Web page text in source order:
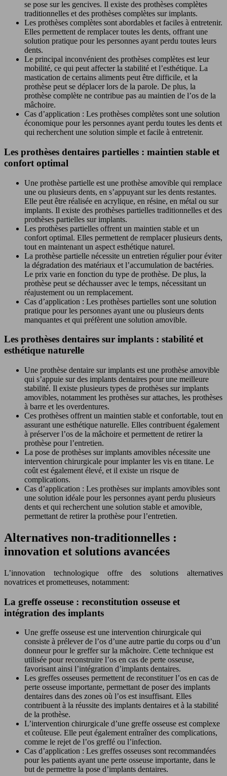
se pose sur les gencives. Il existe des prothèses complètes
traditionnelles et des prothèses complètes sur implants.
Les prothèses complètes sont abordables et faciles à entretenir.
Elles permettent de remplacer toutes les dents, offrant une
solution pratique pour les personnes ayant perdu toutes leurs
dents.
Le principal inconvénient des prothèses complètes est leur
mobilité, ce qui peut affecter la stabilité et l’esthétique. La
mastication de certains aliments peut être difficile, et la
prothèse peut se déplacer lors de la parole. De plus, la
prothèse complète ne contribue pas au maintien de l’os de la
mâchoire.
Cas d’application : Les prothèses complètes sont une solution
économique pour les personnes ayant perdu toutes les dents et
qui recherchent une solution simple et facile à entretenir.
Les prothèses dentaires partielles : maintien stable et
confort optimal
Une prothèse partielle est une prothèse amovible qui remplace
une ou plusieurs dents, en s’appuyant sur les dents restantes.
Elle peut être réalisée en acrylique, en résine, en métal ou sur
implants. Il existe des prothèses partielles traditionnelles et des
prothèses partielles sur implants.
Les prothèses partielles offrent un maintien stable et un
confort optimal. Elles permettent de remplacer plusieurs dents,
tout en maintenant un aspect esthétique naturel.
La prothèse partielle nécessite un entretien régulier pour éviter
la dégradation des matériaux et l’accumulation de bactéries.
Le prix varie en fonction du type de prothèse. De plus, la
prothèse peut se déchausser avec le temps, nécessitant un
réajustement ou un remplacement.
Cas d’application : Les prothèses partielles sont une solution
pratique pour les personnes ayant une ou plusieurs dents
manquantes et qui préfèrent une solution amovible.
Les prothèses dentaires sur implants : stabilité et
esthétique naturelle
Une prothèse dentaire sur implants est une prothèse amovible
qui s’appuie sur des implants dentaires pour une meilleure
stabilité. Il existe plusieurs types de prothèses sur implants
amovibles, notamment les prothèses sur attaches, les prothèses
à barre et les overdentures.
Ces prothèses offrent un maintien stable et confortable, tout en
assurant une esthétique naturelle. Elles contribuent également
à préserver l’os de la mâchoire et permettent de retirer la
prothèse pour l’entretien.
La pose de prothèses sur implants amovibles nécessite une
intervention chirurgicale pour implanter les vis en titane. Le
coût est également élevé, et il existe un risque de
complications.
Cas d’application : Les prothèses sur implants amovibles sont
une solution idéale pour les personnes ayant perdu plusieurs
dents et qui recherchent une solution stable et amovible,
permettant de retirer la prothèse pour l’entretien.
Alternatives non-traditionnelles :
innovation et solutions avancées
L’innovation technologique offre des solutions alternatives
novatrices et prometteuses, notamment:
La greffe osseuse : reconstitution osseuse et
intégration des implants
Une greffe osseuse est une intervention chirurgicale qui
consiste à prélever de l’os d’une autre partie du corps ou d’un
donneur pour le greffer sur la mâchoire. Cette technique est
utilisée pour reconstruire l’os en cas de perte osseuse,
favorisant ainsi l’intégration d’implants dentaires.
Les greffes osseuses permettent de reconstituer l’os en cas de
perte osseuse importante, permettant de poser des implants
dentaires dans des zones où l’os est insuffisant. Elles
contribuent à la réussite des implants dentaires et à la stabilité
de la prothèse.
L’intervention chirurgicale d’une greffe osseuse est complexe
et coûteuse. Elle peut également entraîner des complications,
comme le rejet de l’os greffé ou l’infection.
Cas d’application : Les greffes osseuses sont recommandées
pour les patients ayant une perte osseuse importante, dans le
but de permettre la pose d’implants dentaires.